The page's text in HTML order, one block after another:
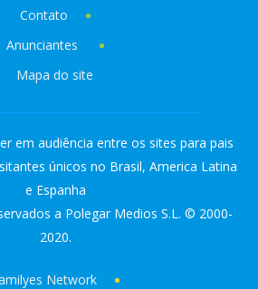
Contato
Anunciantes
Mapa do site
em audiência entre os sites para pais
únicos no Brasil, America Latina
e Espanha
a Polegar Medios S.L. © 2000-
2020.
Network